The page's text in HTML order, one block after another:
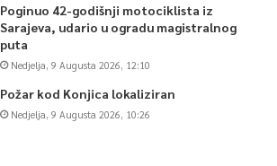
Poginuo 42-godišnji motociklista iz
Sarajeva, udario u ogradu magistralnog
puta
Nedjelja, 9 Augusta 2026, 12:10
Požar kod Konjica lokaliziran
Nedjelja, 9 Augusta 2026, 10:26